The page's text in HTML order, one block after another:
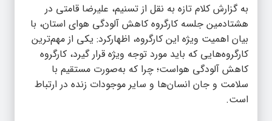
به گزارش کلام تازه به نقل از تسنیم، علیرضا قامتی در
هشتادمین جلسه کارگروه کاهش آلودگی هوای استان، با
بیان اهمیت ویژه این کارگروه، اظهارکرد: یکی از مهم‌ترین
کارگروه‌هایی که باید مورد توجه ویژه قرار گیرد، کارگروه
کاهش آلودگی هواست؛ چرا که به‌صورت مستقیم با
سلامت و جان انسان‌ها و سایر موجودات زنده در ارتباط
است.